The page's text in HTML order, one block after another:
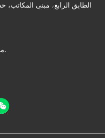
الطابق الرابع، مبنى المكاتب،
منطقة التنمية، ليا تشينغ، شاندونغ، الصين.